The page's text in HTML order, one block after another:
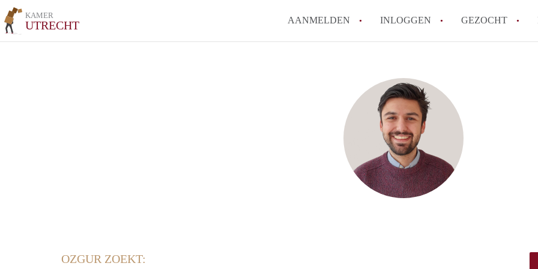
KAMER
UTRECHT AANMELDEN INLOGGEN GEZOCHT
Tips: om in Utrecht een
Hoe werkt Kamers Utrecht
How to translate
Alle veelgestelde vragen
OZGUR ZOEKT: